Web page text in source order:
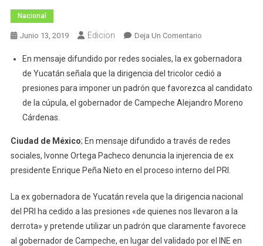
Nacional
Junio 13, 2019 Edicion Deja Un ComentarioEn
Ivonne
Ortega
Injerencia
De
Nieto
En
Proceso
Del
PRI
En mensaje difundido por redes sociales, la ex gobernadora
de Yucatán señala que la dirigencia del tricolor cedió a
presiones para imponer un padrón que favorezca al candidato
de la cúpula, el gobernador de Campeche Alejandro Moreno
Cárdenas.
Ciudad de México; En mensaje difundido a través de redes
sociales, Ivonne Ortega Pacheco denuncia la injerencia de ex
presidente Enrique Peña Nieto en el proceso interno del PRI.
La ex gobernadora de Yucatán revela que la dirigencia nacional
del PRI ha cedido a las presiones «de quienes nos llevaron a la
derrota» y pretende utilizar un padrón que claramente favorece
al gobernador de Campeche, en lugar del validado por el INE en